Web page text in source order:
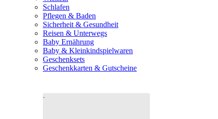
Schlafen
Pflegen & Baden
Sicherheit & Gesundheit
Reisen & Unterwegs
Baby Ernährung
Baby & Kleinkindspielwaren
Geschenksets
Geschenkkarten & Gutscheine